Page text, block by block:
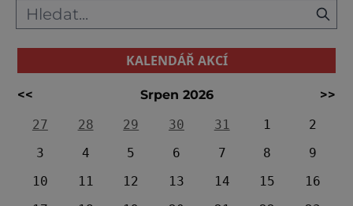
KALENDÁŘ AKCÍ
<< Srpen 2026
>>
27
28 29 30 31 1
2
3
4 5 6 7 8
9
10
11 12 13 14 15
16